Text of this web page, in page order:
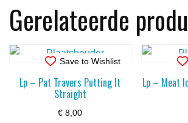
Gerelateerde
Save to Wishlist
Lp – Pat Travers Putting It
Straight
€ 8,00
Lp – Meat